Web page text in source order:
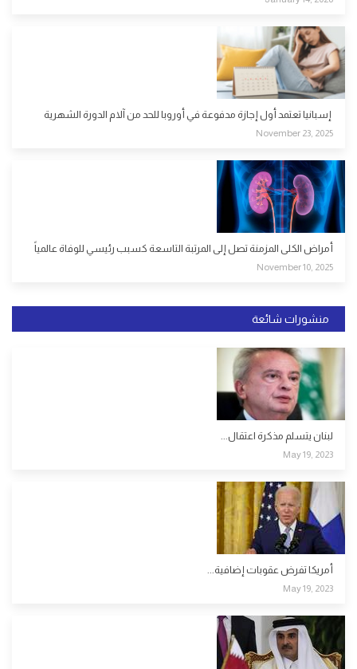
إسبانيا تعتمد أول إجازة مدفوعة في أوروبا للحد من آلام الدورة الشهرية
November 23, 2025
أمراض الكلى المزمنة تصل إلى المرتبة التاسعة كسبب رئيسي للوفاة عالمياً
November 10, 2025
منشورات شائعة
لبنان يتسلم مذكرة اعتقال...
May 19, 2023
أمريكا تفرض عقوبات إضافية...
May 19, 2023